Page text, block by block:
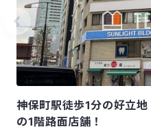
神保町駅徒歩1分の好立
の1階路面店舗！